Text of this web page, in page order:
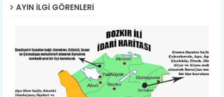
AYIN İLGI GÖRENLERI